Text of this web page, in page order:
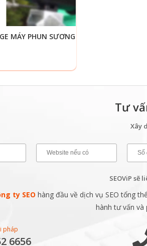
MÁY PHUN SƯƠNG
Tư
Xây
SEOViP sẽ
ty SEO hàng đầu về dịch vụ SEO tổng
hành tư vấn và
pháp
6656